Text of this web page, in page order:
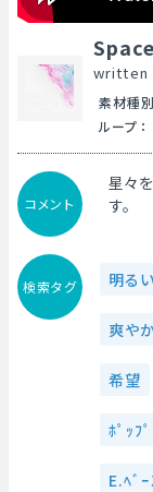
素材種別
ループ ：
コメント
星々
す。
検索タグ 明るい
爽や
希望
ﾎﾟｯﾌﾟ
E.ﾍﾞ